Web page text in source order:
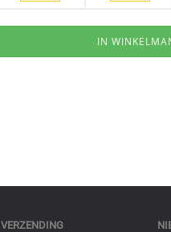
VERZENDING